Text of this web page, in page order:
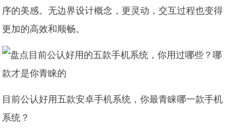
序的美感。无边界设计概念，更灵动，交互过程也变得
更加的高效和顺畅。
目前公认好用五款安卓手机系统，你最青睐哪一款手机
系统？